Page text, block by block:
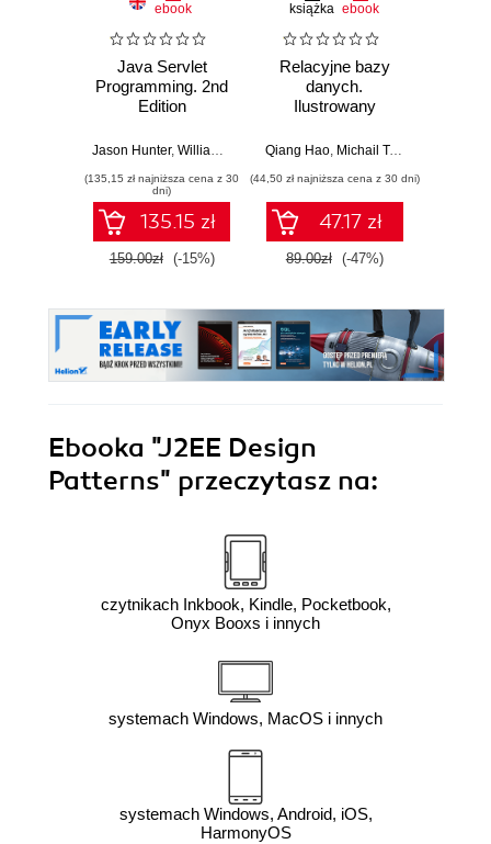
ebook
Java Servlet
Programming. 2nd
Edition
Jason Hunter, William Crawford
(135,15 zł najniższa cena z 30
dni)
135.15 zł
159.00zł (-15%)
książka ebook
Relacyjne bazy
danych.
Ilustrowany
Qiang Hao, Michail Tsikerdekis
(44,50 zł najniższa cena z 30 dni)
47.17 zł
89.00zł (-47%)
Ebooka "J2EE Design
Patterns" przeczytasz na:
czytnikach Inkbook, Kindle, Pocketbook,
Onyx Booxs i innych
systemach Windows, MacOS i innych
systemach Windows, Android, iOS,
HarmonyOS